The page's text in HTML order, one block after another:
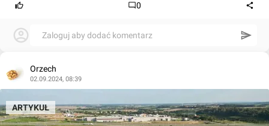
0
Zaloguj aby dodać komentarz
Orzech
02.09.2024, 08:39
ARTYKUŁ